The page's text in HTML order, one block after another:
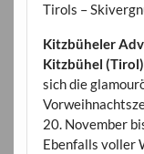
Tirols –
Kitzbüheler
Kitzbühel (Tirol)
sich die
20. November
Ebenfalls voller